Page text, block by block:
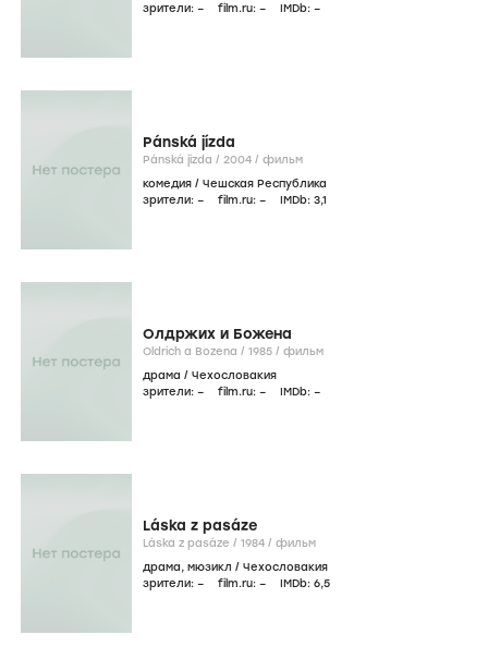
зрители: – film.ru: – IMDb: –
Pánská jízda
Pánská jízda / 2004 / фильм
комедия / Чешская Республика
зрители: – film.ru: – IMDb: 3,1
Олдржих и Божена
Oldrich a Bozena / 1985 / фильм
драма / Чехословакия
зрители: – film.ru: – IMDb: –
Láska z pasáze
Láska z pasáze / 1984 / фильм
драма, мюзикл / Чехословакия
зрители: – film.ru: – IMDb: 6,5